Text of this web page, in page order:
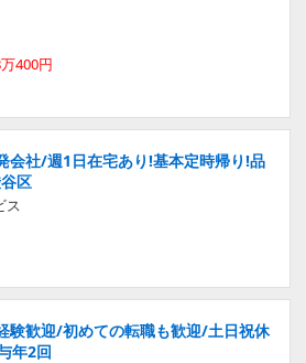
400円
会社/週1日在宅あり!基本定時帰り!品
区
ス
験歓迎/初めての転職も歓迎/土日祝休
年2回